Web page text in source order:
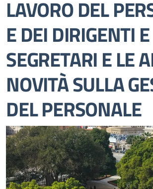
LAVORO DEL
E DEI DIRIGENTI E
SEGRETARI E LE
NOVITÀ SULLA
DEL PERSONALE